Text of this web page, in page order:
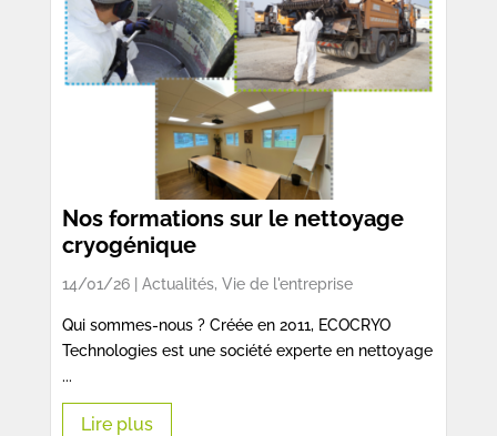
Nos formations sur le nettoyage
cryogénique
14/01/26 | Actualités, Vie de l'entreprise
Qui sommes-nous ? Créée en 2011, ECOCRYO
Technologies est une société experte en nettoyage
...
Lire plus